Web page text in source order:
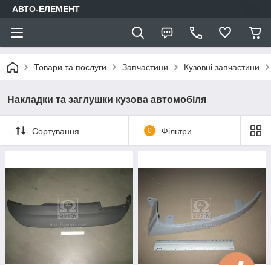
АВТО-ЕЛЕМЕНТ
Товари та послуги Запчастини Кузовні запчастини
Накладки та заглушки кузова автомобіля
Сортування 0 Фільтри